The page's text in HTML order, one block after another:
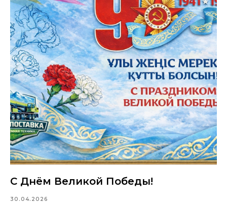
С Днём Великой Победы!
30.04.2026